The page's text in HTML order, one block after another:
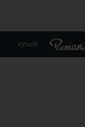
Vytvořil